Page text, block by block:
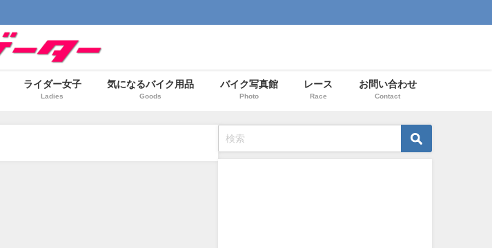
ライダー女子
Ladies
気になるバイク用品
Goods
バイク写真館
Photo
レース
Race
お問い合わせ
Contact